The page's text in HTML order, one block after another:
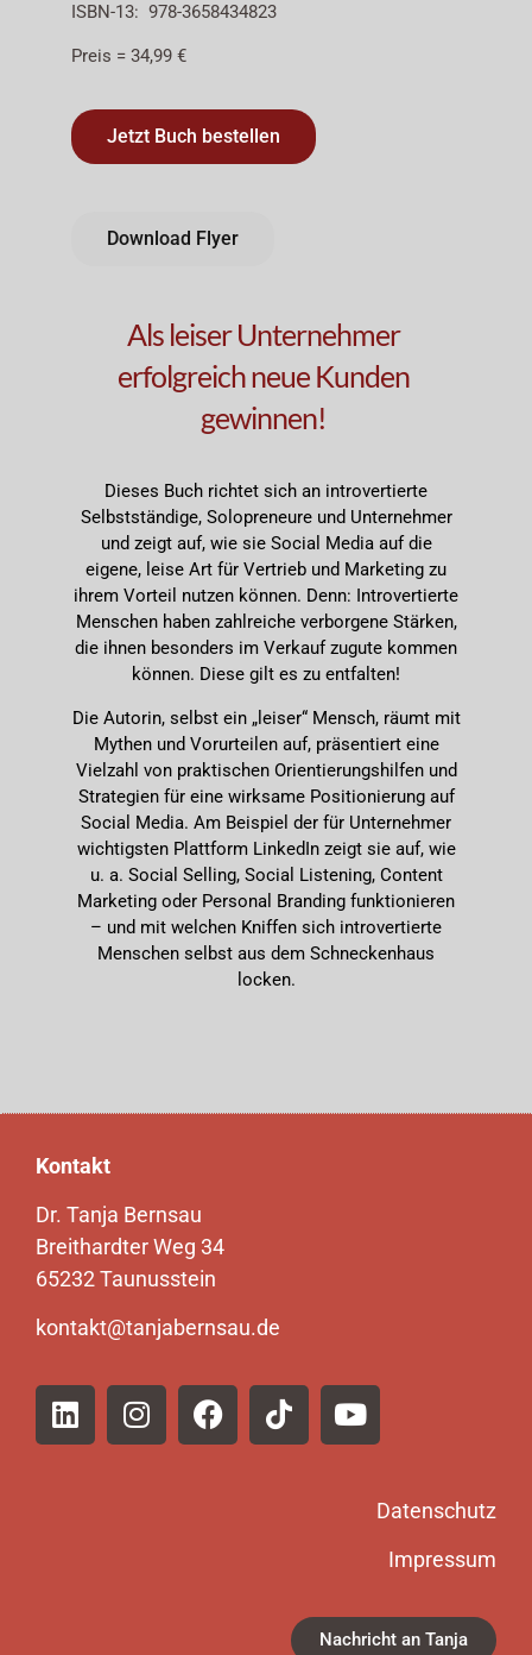
ISBN-13: ‎ 978-3658434823
Preis = 34,99 €
Jetzt Buch bestellen
Download Flyer
Als leiser Unternehmer
erfolgreich neue Kunden
gewinnen!
​Dieses Buch richtet sich an introvertierte
Selbstständige, Solopreneure und Unternehmer
und zeigt auf, wie sie Social Media auf die
eigene, leise Art für Vertrieb und Marketing zu
ihrem Vorteil nutzen können. Denn: Introvertierte
Menschen haben zahlreiche verborgene Stärken,
die ihnen besonders im Verkauf zugute kommen
können. Diese gilt es zu entfalten!
Die Autorin, selbst ein „leiser“ Mensch, räumt mit
Mythen und Vorurteilen auf, präsentiert eine
Vielzahl von praktischen Orientierungshilfen und
Strategien für eine wirksame Positionierung auf
Social Media. Am Beispiel der für Unternehmer
wichtigsten Plattform LinkedIn zeigt sie auf, wie
u. a. Social Selling, Social Listening, Content
Marketing oder Personal Branding funktionieren
– und mit welchen Kniffen sich introvertierte
Menschen selbst aus dem Schneckenhaus
locken.
Kontakt
Dr. Tanja Bernsau
Breithardter Weg 34
65232 Taunusstein
kontakt@tanjabernsau.de
Datenschutz
Impressum
Nachricht an Tanja